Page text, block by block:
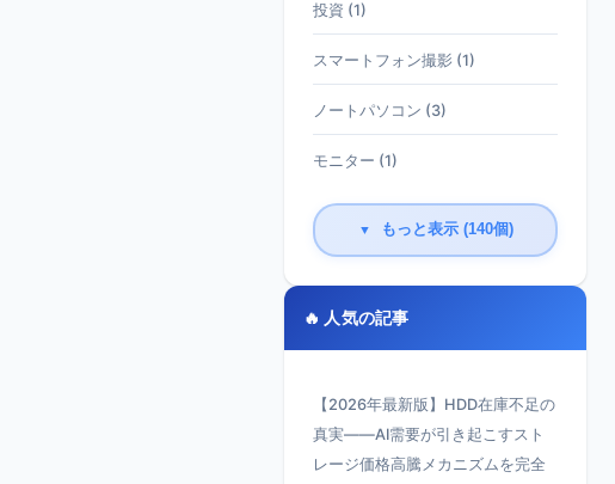
投資 (1)
スマートフォン撮影 (1)
ノートパソコン (3)
モニター (1)
▼ もっと表示 (140個)
🔥 人気の記事
【2026年最新版】HDD在庫不足の
真実——AI需要が引き起こすスト
レージ価格高騰メカニズムを完全